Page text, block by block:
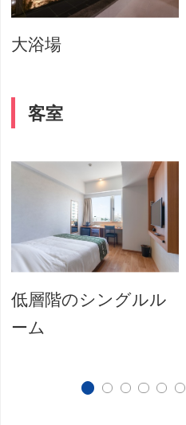
大浴場
客室
低層階のシングルル
ーム